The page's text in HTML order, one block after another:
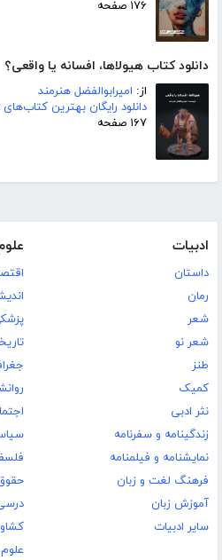
۱۷۶ صفحه
دانلود کتاب هیولاها، افسانه یا واقعی؟
از: امیرابوالفضل هنرمند
دانلود رایگان بهترین
۱۶۷ صفحه
ادبیات
داستان
رمان
شعر
شعر نو
طنز
کمیک
نثر ادبی
زندگینامه و سفرنامه
نمایشنامه و فیلمنامه
فرهنگ لغت و زبان
آموزش زبان
سایر ادبیات
علوم